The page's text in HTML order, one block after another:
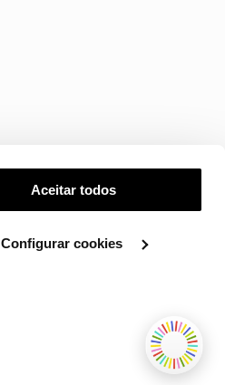
Aceitar todos
Configurar cookies